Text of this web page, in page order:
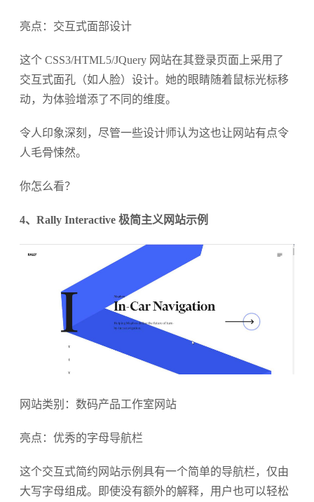
亮点：交互式面部设计
这个 CSS3/HTML5/JQuery 网站在其登录页面上采用了
交互式面孔（如人脸）设计。她的眼睛随着鼠标光标移
动，为体验增添了不同的维度。
令人印象深刻，尽管一些设计师认为这也让网站有点令
人毛骨悚然。
你怎么看？
4、Rally Interactive 极简主义网站示例
网站类别：数码产品工作室网站
亮点：优秀的字母导航栏
这个交互式简约网站示例具有一个简单的导航栏，仅由
大写字母组成。即使没有额外的解释，用户也可以轻松